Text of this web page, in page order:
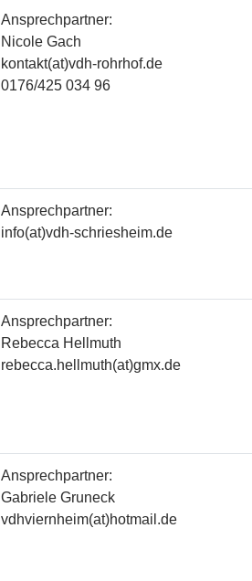
Ansprechpartner:
Nicole Gach
kontakt(at)vdh-rohrhof.de
0176/425 034 96
Ansprechpartner:
info(at)vdh-schriesheim.de
Ansprechpartner:
Rebecca Hellmuth
rebecca.hellmuth(at)gmx.de
Ansprechpartner:
Gabriele Gruneck
vdhviernheim(at)hotmail.de